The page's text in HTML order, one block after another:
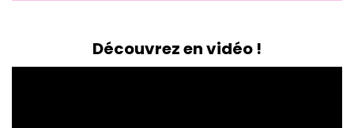
Découvrez en vidéo !